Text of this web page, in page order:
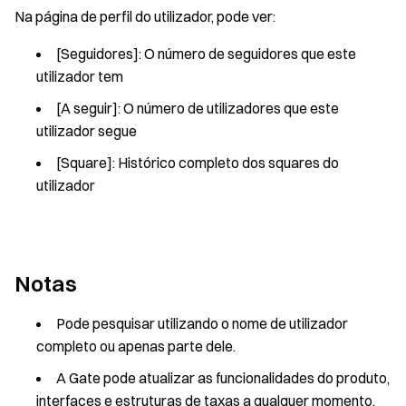
Na página de perfil do utilizador, pode ver:
[Seguidores]: O número de seguidores que este
utilizador tem
[A seguir]: O número de utilizadores que este
utilizador segue
[Square]: Histórico completo dos squares do
utilizador
Notas
Pode pesquisar utilizando o nome de utilizador
completo ou apenas parte dele.
A Gate pode atualizar as funcionalidades do produto,
interfaces e estruturas de taxas a qualquer momento.